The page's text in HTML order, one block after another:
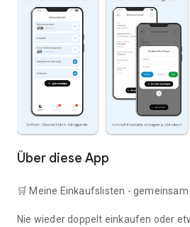
Über diese App
🛒 Meine Einkaufslisten -
Nie wieder doppelt einkaufen oder